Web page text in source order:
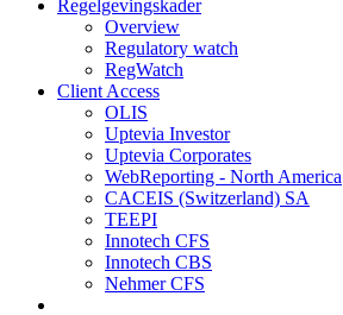
Regelgevingskader
Overview
Regulatory watch
RegWatch
Client Access
OLIS
Uptevia Investor
Uptevia Corporates
WebReporting - North America
CACEIS (Switzerland) SA
TEEPI
Innotech CFS
Innotech CBS
Nehmer CFS